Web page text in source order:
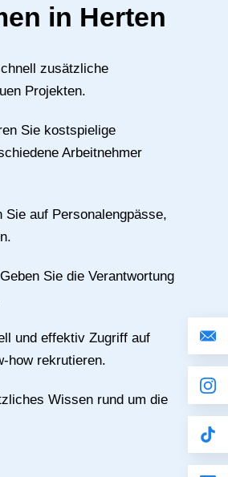
in Herten
zusätzliche
Projekten.
Sie kostspielige
Arbeitnehmer
Sie auf Personalengpässe,
Geben Sie die Verantwortung
und effektiv Zugriff auf
how rekrutieren.
Wissen rund um die